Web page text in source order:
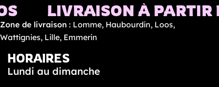
LIVRAISON À PARTIR DE
Zone de livraison : Lomme, Haubourdin, Loos,
Wattignies, Lille, Emmerin
HORAIRES
Lundi au dimanche